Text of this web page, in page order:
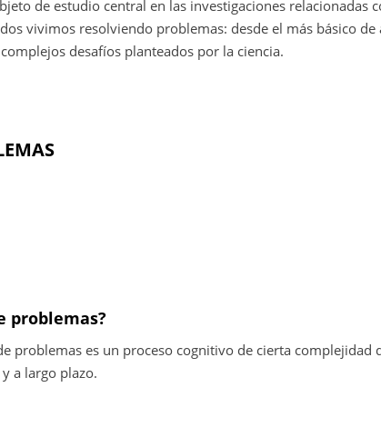
de estudio central en las investigaciones relacionadas
vivimos resolviendo problemas: desde el más básico
desafíos planteados por la ciencia.
problemas?
problemas es un proceso cognitivo de cierta
a largo plazo.